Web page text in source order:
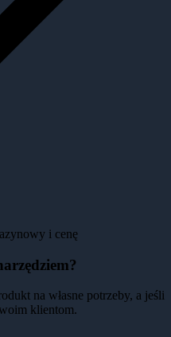
i cenę
na własne potrzeby, a jeśli
klientom.